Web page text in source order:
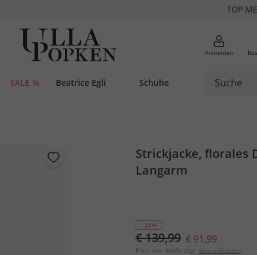
TOP
Anmelden
SALE % Beatrice Egli Schuhe
Strickjacke, florales
Langarm
- 34%
€ 139,99 € 91,99
Preis inkl. MwSt. zzgl. Versandkosten